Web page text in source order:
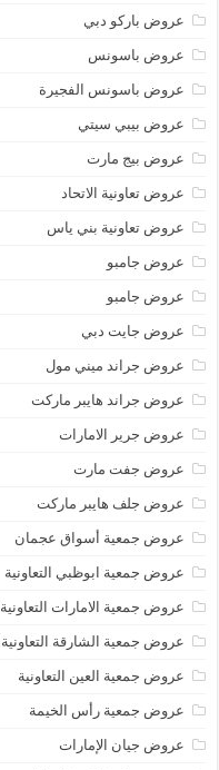
عروض باركو دبي
عروض باسونس
عروض باسونس الفجيرة
عروض بيبي سيتي
عروض بيج مارت
عروض تعاونية الاتحاد
عروض تعاونية بني ياس
عروض جامبو
عروض جامبو
عروض جايت دبي
عروض جراند ميني مول
عروض جراند هايبر ماركت
عروض جرير الامارات
عروض جفت مارت
عروض جلف هايبر ماركت
عروض جمعية أسواق عجمان
عروض جمعية ابوظبي التعاونية
عروض جمعية الامارات التعاونية
عروض جمعية الشارقة التعاونية
عروض جمعية العين التعاونية
عروض جمعية رأس الخيمة
عروض جيان الإمارات